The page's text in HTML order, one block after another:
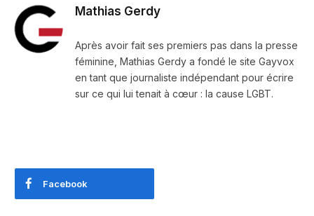
Mathias Gerdy
Après avoir fait ses premiers pas dans la presse
féminine, Mathias Gerdy a fondé le site Gayvox
en tant que journaliste indépendant pour écrire
sur ce qui lui tenait à cœur : la cause LGBT.
Facebook